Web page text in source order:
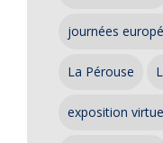
journées
La Pérouse
exposition